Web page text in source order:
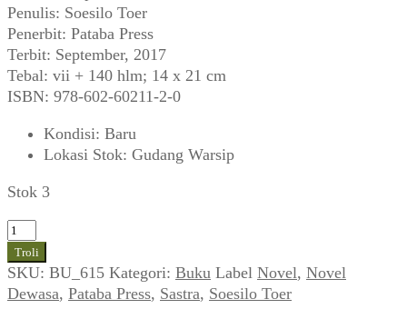
Penulis: Soesilo Toer
Penerbit: Pataba Press
Terbit: September, 2017
Tebal: vii + 140 hlm; 14 x 21 cm
ISBN: 978-602-60211-2-0
Kondisi: Baru
Lokasi Stok: Gudang Warsip
Stok 3
Kuantitas
Soesilo
Toer
~
Troli
SKU: BU_615 Kategori: Buku Label Novel, Novel
Dewasa, Pataba Press, Sastra, Soesilo Toer